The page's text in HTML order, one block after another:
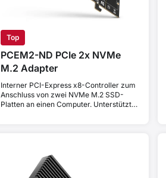
Top
PCEM2-ND PCIe 2x NVMe
M.2 Adapter
Interner PCI-Express x8-Controller zum
Anschluss von zwei NVMe M.2 SSD-
Platten an einen Computer. Unterstützt